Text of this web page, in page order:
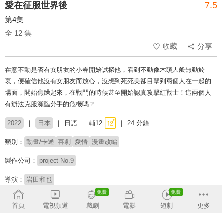
愛在征服世界後 7.5
第4集
全 12 集
收藏
分享
在意不動是否有女朋友的小春開始試探他，看到不動像木頭人般無動於
衷，便確信他沒有女朋友而放心，沒想到死死美卻目擊到兩個人在一起的
場面，開始焦躁起來，在戰鬥的時候甚至開始認真攻擊紅戰士！這兩個人
有辦法克服瀕臨分手的危機嗎？
2022 日本 日語 輔12 24 分鐘
類別： 動畫/卡通 喜劇 愛情 漫畫改編
製作公司： project No.9
導演： 岩田和也
配音： 小林裕介 長谷川育美 日高里菜 興津和幸 稗田寧寧
茶風林
首頁 電視頻道 戲劇 電影 短劇 更多